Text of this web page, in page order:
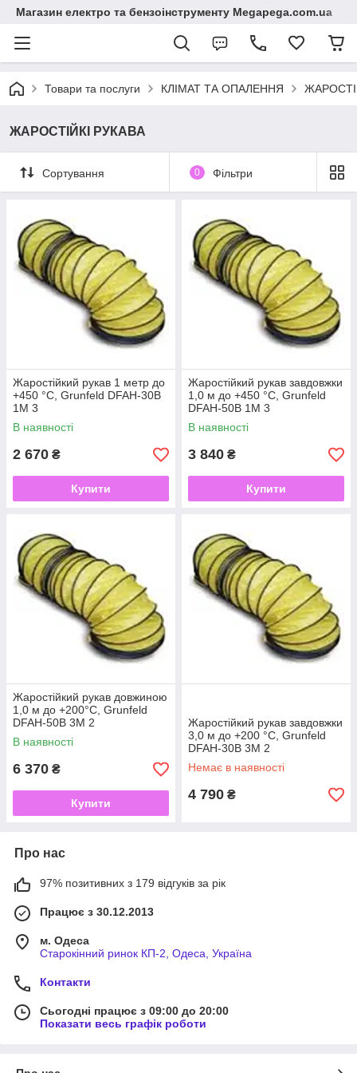
Магазин електро та бензоінструменту Megapega.com.ua
Товари та послуги КЛІМАТ ТА ОПАЛЕННЯ
ЖАРОСТІЙКІ РУКАВА
Сортування 0 Фільтри
Жаростійкий рукав 1 метр до
+450 °C, Grunfeld DFAH-30B
1M 3
В наявності
2 670 ₴
Купити
Жаростійкий рукав завдовжки
1,0 м до +450 °C, Grunfeld
DFAH-50B 1M 3
В наявності
3 840 ₴
Купити
Жаростійкий рукав довжиною
1,0 м до +200°C, Grunfeld
DFAH-50B 3M 2
В наявності
6 370 ₴
Купити
Жаростійкий рукав завдовжки
3,0 м до +200 °C, Grunfeld
DFAH-30B 3M 2
Немає в наявності
4 790 ₴
Про нас
97% позитивних з 179 відгуків за рік
Працює з 30.12.2013
м. Одеса
Старокінний ринок КП-2, Одеса, Україна
Контакти
Сьогодні працює з 09:00 до 20:00
Показати весь графік роботи